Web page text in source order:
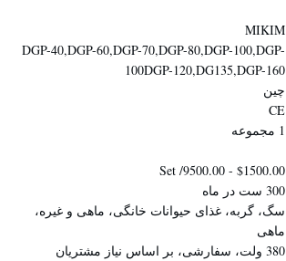
MIKIM
DGP-40,DGP-60,DGP-70,DGP-80,DGP-100,DGP-
100DGP-120,DG135,DGP-160
چین
CE
1 مجموعه
$1500.00 - 9500.00/ Set
300 ست در ماه
سگ، گربه، غذای حیوانات خانگی، ماهی و غیره،
ماهی
380 ولت، سفارشی، بر اساس نیاز مشتریان